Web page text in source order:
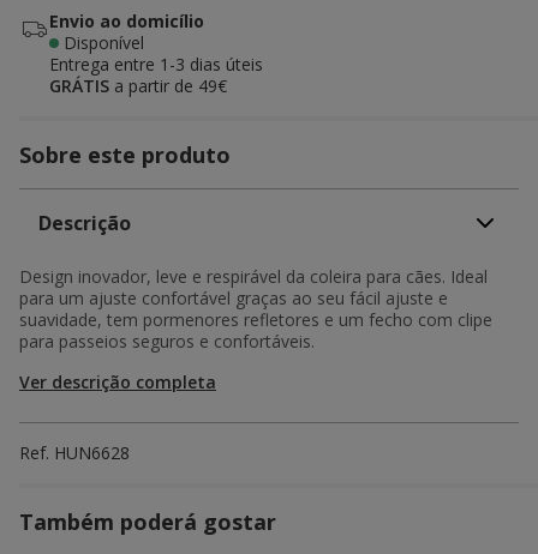
Envio ao domicílio
Disponível
Entrega entre 1-3 dias úteis
GRÁTIS a partir de 49€
Sobre este produto
Descrição
Design inovador, leve e respirável da coleira para cães. Ideal
para um ajuste confortável graças ao seu fácil ajuste e
suavidade, tem pormenores refletores e um fecho com clipe
para passeios seguros e confortáveis.
Ver descrição completa
Ref. HUN6628
Também poderá gostar